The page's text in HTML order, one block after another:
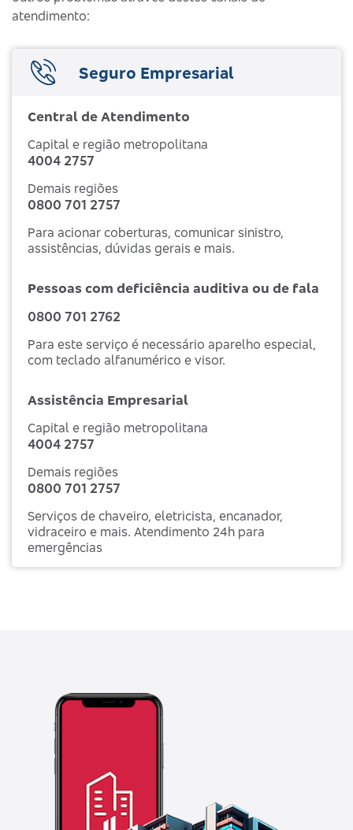
atendimento:
Seguro Empresarial
Central de Atendimento
Capital e região metropolitana
4004 2757
Demais regiões
0800 701 2757
Para acionar coberturas, comunicar sinistro,
assistências, dúvidas gerais e mais.
Pessoas com deficiência auditiva ou de fala
0800 701 2762
Para este serviço é necessário aparelho especial,
com teclado alfanumérico e visor.
Assistência Empresarial
Capital e região metropolitana
4004 2757
Demais regiões
0800 701 2757
Serviços de chaveiro, eletricista, encanador,
vidraceiro e mais. Atendimento 24h para
emergências